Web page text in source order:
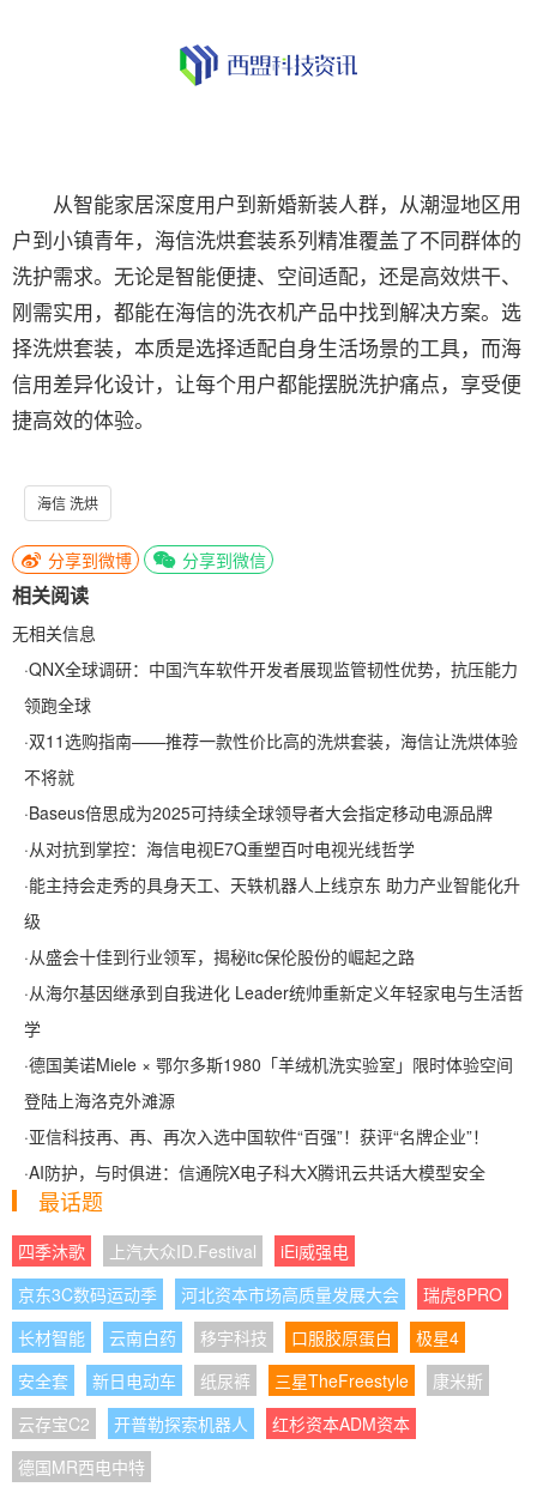
从智能家居深度用户到新婚新装人群，从潮湿地区用
户到小镇青年，海信洗烘套装系列精准覆盖了不同群体的
洗护需求。无论是智能便捷、空间适配，还是高效烘干、
刚需实用，都能在海信的洗衣机产品中找到解决方案。选
择洗烘套装，本质是选择适配自身生活场景的工具，而海
信用差异化设计，让每个用户都能摆脱洗护痛点，享受便
捷高效的体验。
海信 洗烘
分享到微博 分享到微信
相关阅读
无相关信息
·QNX全球调研：中国汽车软件开发者展现监管韧性优势，抗压能力
领跑全球
·双11选购指南——推荐一款性价比高的洗烘套装，海信让洗烘体验
不将就
·Baseus倍思成为2025可持续全球领导者大会指定移动电源品牌
·从对抗到掌控：海信电视E7Q重塑百吋电视光线哲学
·能主持会走秀的具身天工、天轶机器人上线京东 助力产业智能化升
级
·从盛会十佳到行业领军，揭秘itc保伦股份的崛起之路
·从海尔基因继承到自我进化 Leader统帅重新定义年轻家电与生活哲
学
·德国美诺Miele × 鄂尔多斯1980「羊绒机洗实验室」限时体验空间
登陆上海洛克外滩源
·亚信科技再、再、再次入选中国软件“百强”！获评“名牌企业”！
·AI防护，与时俱进：信通院X电子科大X腾讯云共话大模型安全
最话题
四季沐歌 上汽大众ID.Festival
iEi威强电
京东3C数码运动季
河北资本市场高质量发展大会
瑞虎8PRO
长材智能
云南白药 移宇科技 口服胶原蛋白
极星4
安全套
新日电动车 纸尿裤 三星TheFreestyle
康米斯
云存宝C2
开普勒探索机器人
红杉资本ADM资本
德国MR西电中特